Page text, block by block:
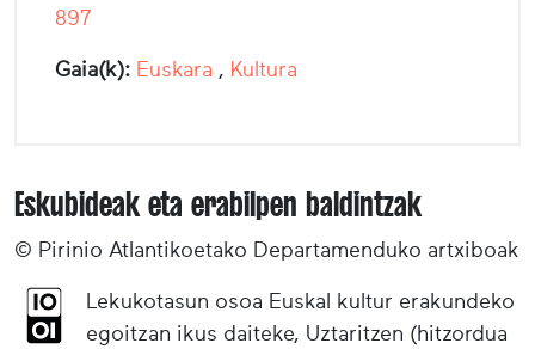
897
Gaia(k): Euskara , Kultura
Eskubideak eta erabilpen baldintzak
© Pirinio Atlantikoetako Departamenduko artxiboak
Lekukotasun osoa Euskal kultur erakundeko
egoitzan ikus daiteke, Uztaritzen (hitzordua